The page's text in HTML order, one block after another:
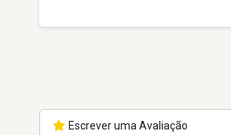
Escrever uma Avaliação